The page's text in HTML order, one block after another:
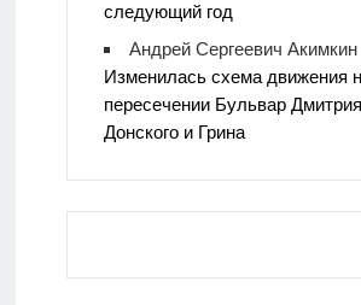
следующий год
Андрей Сергеевич Акимкин
Изменилась схема движения
пересечении Бульвар Дмитрия
Донского и Грина